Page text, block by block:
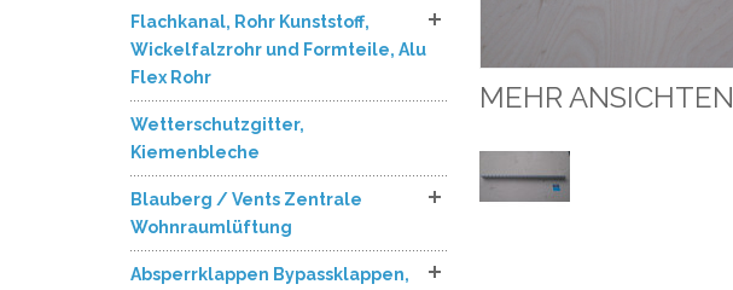
MEHR ANSICHTEN
Flachkanal, Rohr Kunststoff,
Wickelfalzrohr und Formteile, Alu
Flex Rohr
Wetterschutzgitter,
Kiemenbleche
Blauberg / Vents Zentrale
Wohnraumlüftung
Absperrklappen Bypassklappen,